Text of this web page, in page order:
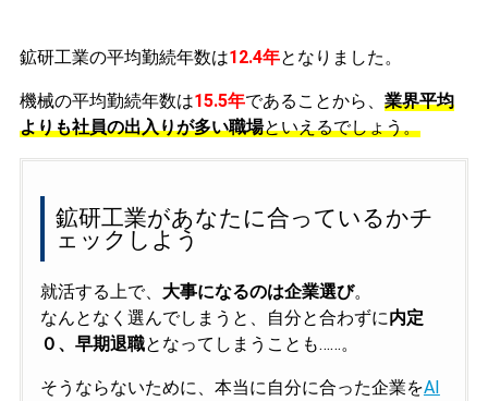
鉱研工業の平均勤続年数は12.4年となりました。
機械の平均勤続年数は15.5年であることから、 業界平均
よりも社員の出入りが多い職場といえるでしょう。
鉱研工業があなたに合っているかチ
ェックしよう
就活する上で、 大事になるのは企業選び。
なんとなく選んでしまうと、自分と合わずに内定
０、早期退職となってしまうことも……。
そうならないために、本当に自分に合った企業をAI